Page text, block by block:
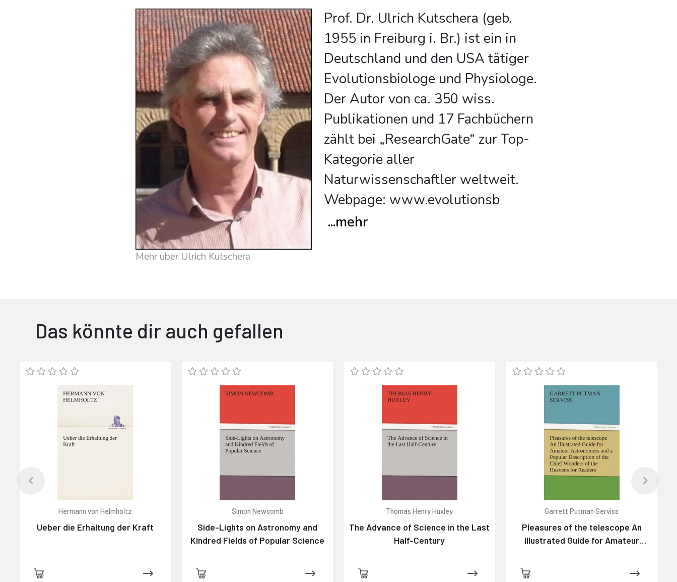
Mehr über Ulrich Kutschera
Prof. Dr. Ulrich Kutschera (geb.
1955 in Freiburg i. Br.) ist ein in
Deutschland und den USA tätiger
Evolutionsbiologe und Physiologe.
Der Autor von ca. 350 wiss.
Publikationen und 17 Fachbüchern
zählt bei „ResearchGate“ zur Top-
Kategorie aller
Naturwissenschaftler weltweit.
Webpage: www.evolutionsb
...mehr
Das könnte dir auch gefallen
Hermann von Helmholtz
Ueber die Erhaltung der Kraft
Simon Newcomb
Side-Lights on Astronomy and
Kindred Fields of Popular Science
Thomas Henry Huxley
The Advance of Science in the Last
Half-Century
Garrett Putman Serviss
Pleasures of the telescope An
Illustrated Guide for Amateur
Description of the Chief Wonders
of the Heavens for General